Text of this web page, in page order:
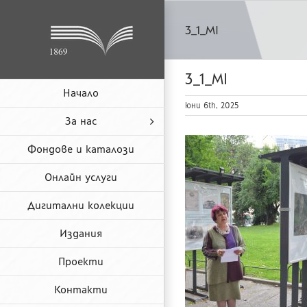
Начало
За нас
Фондове и каталози
Онлайн услуги
Дигитални колекции
Издания
Проекти
Контакти
3_1_MI
3_1_MI
юни 6th, 2025